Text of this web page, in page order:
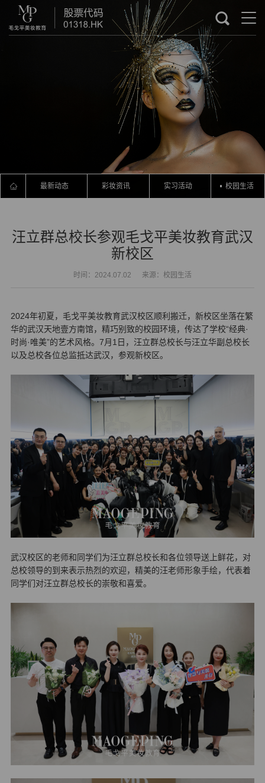
最新动态 彩妆资讯 实习活动 校园生活
汪立群总校长参观毛戈平美妆教育武汉
新校区
时间：2024.07.02 来源：校园生活
2024年初夏，毛戈平美妆教育武汉校区顺利搬迁，新校区坐落在繁
华的武汉天地壹方南馆，精巧别致的校园环境，传达了学校“经典·
时尚·唯美”的艺术风格。7月1日，汪立群总校长与汪立华副总校长
以及总校各位总监抵达武汉，参观新校区。
武汉校区的老师和同学们为汪立群总校长和各位领导送上鲜花，对
总校领导的到来表示热烈的欢迎，精美的汪老师形象手绘，代表着
同学们对汪立群总校长的崇敬和喜爱。